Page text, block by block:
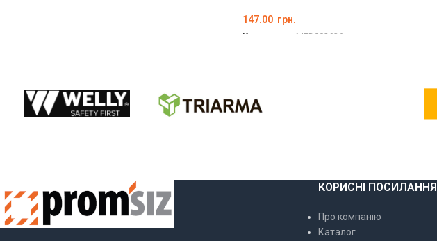
147.00 грн.
Код товару: MED002626
КОРИСНІ ПОСИЛАННЯ
Про компанію
Каталог